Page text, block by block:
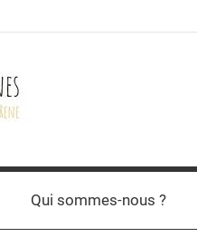
Qui sommes-nous ?